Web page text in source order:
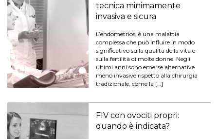
tecnica minimamente
invasiva e sicura
L’endometriosi è una malattia
complessa che può influire in modo
significativo sulla qualità della vita e
sulla fertilità di molte donne. Negli
ultimi anni sono emerse alternative
meno invasive rispetto alla chirurgia
tradizionale, come la […]
FIV con ovociti propri:
quando è indicata?